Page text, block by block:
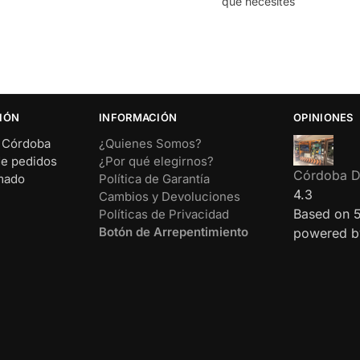
pedidos
INFORMACIÓN
¿Quienes Somos?
¿Por qué elegirnos?
Política de Garantía
Cambios y Devoluciones
Políticas de Privacidad
Botón de Arrepentimiento
OPINIONES
Córdoba
4.3
Based on
powered